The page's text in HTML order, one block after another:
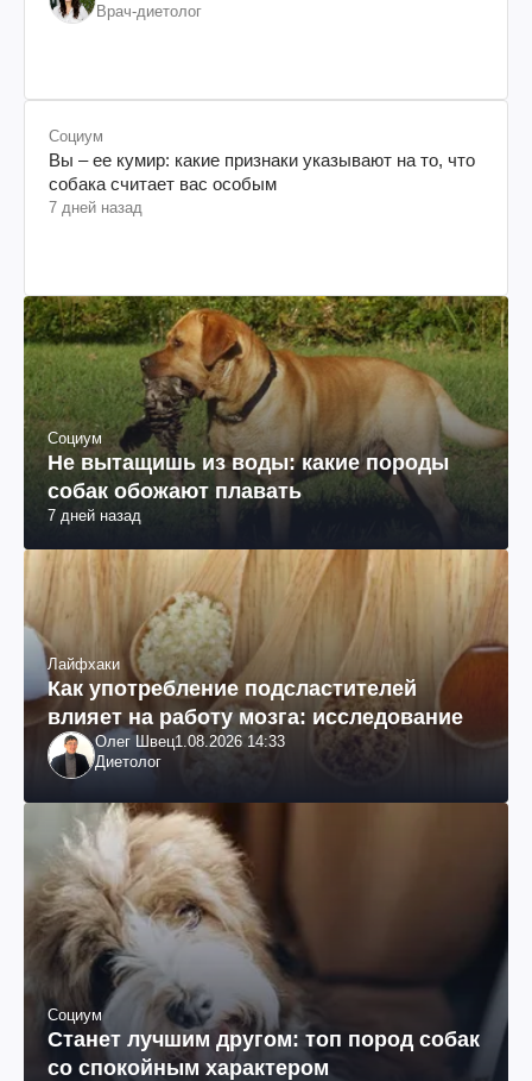
Врач-диетолог
Социум
Вы – ее кумир: какие признаки указывают на то, что
собака считает вас особым
7 дней назад
Социум
Не вытащишь из воды: какие породы
собак обожают плавать
7 дней назад
Лайфхаки
Как употребление подсластителей
влияет на работу мозга: исследование
Олег Швец1.08.2026 14:33
Диетолог
Социум
Станет лучшим другом: топ пород собак
со спокойным характером